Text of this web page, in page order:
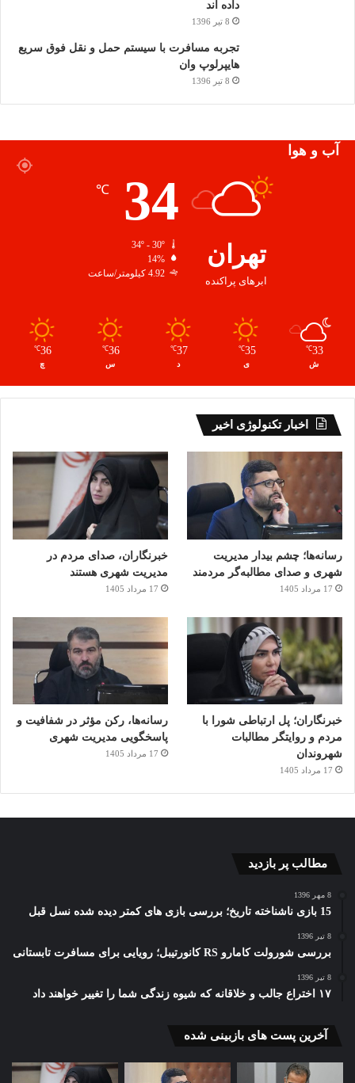
داده اند
8 تیر 1396
تجربه مسافرت با سیستم حمل و نقل فوق سریع
هایپرلوپ وان
8 تیر 1396
آب و هوا
تهران
ابرهای پراکنده
34
℃
14%
4.92 کیلومتر/ساعت
33
℃
ش
35
℃
ی
37
℃
د
36
℃
س
36
℃
چ
اخبار تکنولوژی اخیر
رسانه‌ها؛ چشم بیدار مدیریت
شهری و صدای مطالبه‌گر مردمند
17 مرداد 1405
خبرنگاران، صدای مردم در
مدیریت شهری هستند
17 مرداد 1405
خبرنگاران؛ پل ارتباطی شورا با
مردم و روایتگر مطالبات
شهروندان
17 مرداد 1405
رسانه‌ها، رکن مؤثر در شفافیت و
پاسخگویی مدیریت شهری
17 مرداد 1405
مطالب پر بازدید
8 مهر 1396
15 بازی ناشناخته تاریخ؛ بررسی بازی های کمتر دیده شده نسل قبل
8 تیر 1396
بررسی شورولت کامارو RS کانورتیبل؛ رویایی برای مسافرت تابستانی
8 تیر 1396
۱۷ اختراع جالب و خلاقانه که شیوه زندگی شما را تغییر خواهند داد
آخرین پست های بازبینی شده